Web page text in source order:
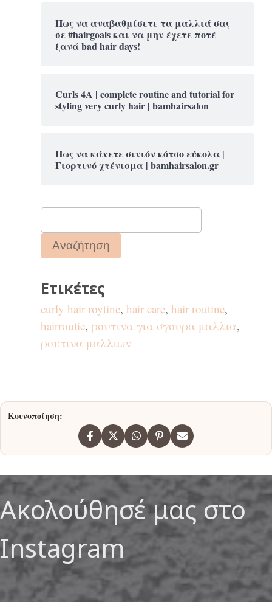
Πως να αναβαθμίσετε τα μαλλιά σας
σε #hairgoals και να μην έχετε ποτέ
ξανά bad hair days!
Curls 4A | complete routine and tutorial for
styling very curly hair | bamhairsalon
Πως να κάνετε σινιόν κότσο εύκολα |
Γιορτινό χτένισμα | bamhairsalon.gr
Ετικέτες
curly hair roytine, hair care, hair routine,
hairroutie, ρουτινα για σγουρα μαλλια,
ρουτινα μαλλιων
Κοινοποίηση:
Ακολούθησέ μας στο
Instagram